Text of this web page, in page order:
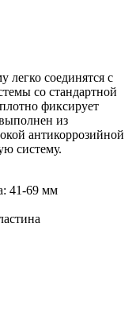
легко соединятся с
со стандартной
фиксирует
из
антикоррозийной
систему.
41-69 мм